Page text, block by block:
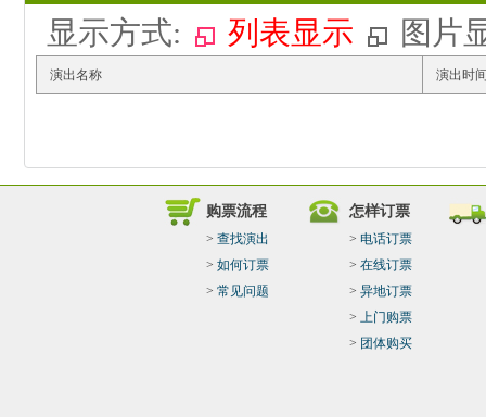
显示方式: 列表显示 图片
演出名称 演出时
购票流程
> 查找演出
> 如何订票
> 常见问题
怎样订票
> 电话订票
> 在线订票
> 异地订票
> 上门购票
> 团体购买